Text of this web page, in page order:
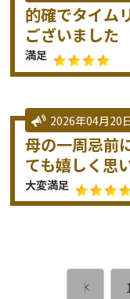
的確でタイム
ございました
満足
2026年04月20
母の一周忌前
ても嬉しく思
大変満足